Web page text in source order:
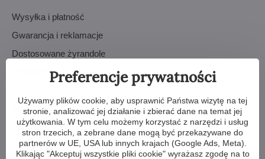
Wysyłka i płatność
Gwarancja i reklamacje
Dostosowane żyrandole
Referencje
Warunki sprzedaży
Polityka prywatności - RODO
Zamówienia
Preferencje prywatności
Używamy plików cookie, aby usprawnić Państwa wizytę na tej
stronie, analizować jej działanie i zbierać dane na temat jej
użytkowania. W tym celu możemy korzystać z narzędzi i usług
stron trzecich, a zebrane dane mogą być przekazywane do
partnerów w UE, USA lub innych krajach (Google Ads, Meta).
Klikając "Akceptuj wszystkie pliki cookie" wyrażasz zgodę na to